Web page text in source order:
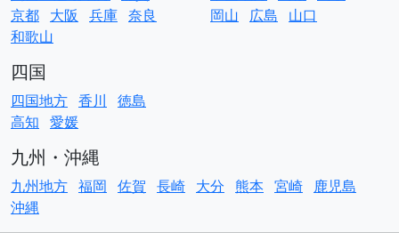
京都 大阪 兵庫 奈良
和歌山
岡山
広島 山口
四国
四国地方 香川
徳島
高知 愛媛
九州・沖縄
九州地方 福岡 佐賀 長崎 大分 熊本 宮崎
鹿児島
沖縄